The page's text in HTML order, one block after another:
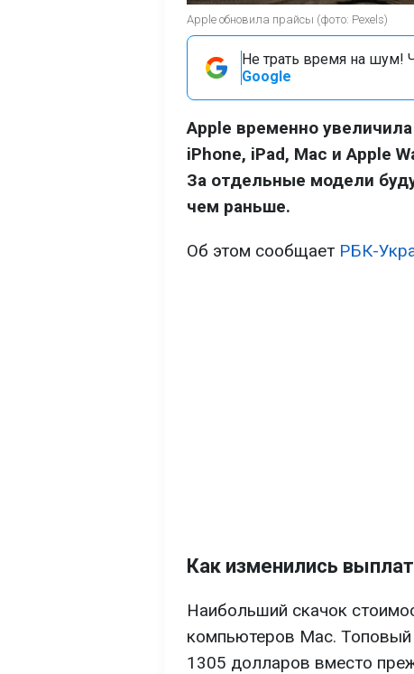
Apple обновила прайсы (фото: Pexels)
Не трать время на шум!
Google
Apple временно
iPhone, iPad, Mac и Apple
За отдельные модели
чем раньше.
Об этом сообщает РБК-
Как изменились
Наибольший скачок
компьютеров Mac.
1305 долларов вместо